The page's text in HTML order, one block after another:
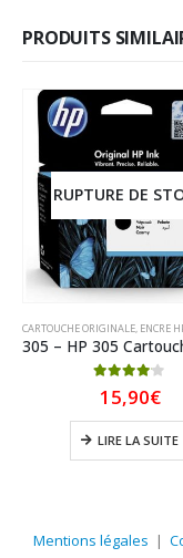
PRODUITS
RUPTURE DE
CARTOUCHE ORIGINALE, ENCRE
4.00 sur 5
15,90€
LIRE LA SUITE
Mentions légales |